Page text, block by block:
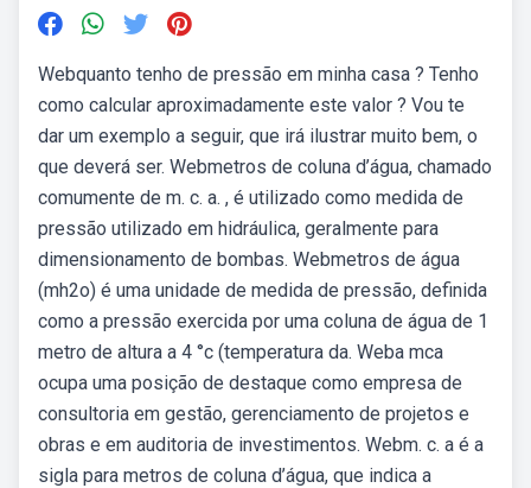
Webquanto tenho de pressão em minha casa ? Tenho
como calcular aproximadamente este valor ? Vou te
dar um exemplo a seguir, que irá ilustrar muito bem, o
que deverá ser. Webmetros de coluna d’água, chamado
comumente de m. c. a. , é utilizado como medida de
pressão utilizado em hidráulica, geralmente para
dimensionamento de bombas. Webmetros de água
(mh2o) é uma unidade de medida de pressão, definida
como a pressão exercida por uma coluna de água de 1
metro de altura a 4 °c (temperatura da. Weba mca
ocupa uma posição de destaque como empresa de
consultoria em gestão, gerenciamento de projetos e
obras e em auditoria de investimentos. Webm. c. a é a
sigla para metros de coluna d’água, que indica a